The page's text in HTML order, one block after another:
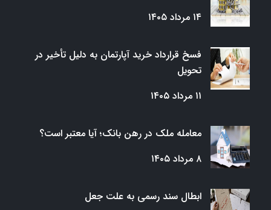
۱۴ مرداد ۱۴۰۵
فسخ قرارداد خرید آپارتمان به دلیل تأخیر در
تحویل
۱۱ مرداد ۱۴۰۵
معامله ملک در رهن بانک؛ آیا معتبر است؟
۸ مرداد ۱۴۰۵
ابطال سند رسمی به علت جعل